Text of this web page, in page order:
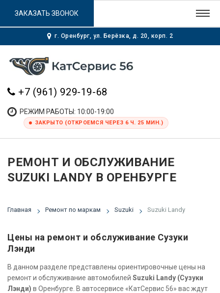
г. Оренбург, ул. Берёзка, д. 20, корп. 2
+7 (961) 929-19-68
РЕЖИМ РАБОТЫ: 10:00-19:00
ЗАКРЫТО (ОТКРОЕМСЯ ЧЕРЕЗ 6 Ч. 25 МИН.)
ЗАКАЗАТЬ ЗВОНОК
РЕМОНТ И ОБСЛУЖИВАНИЕ
SUZUKI LANDY В ОРЕНБУРГЕ
Главная Ремонт по маркам Suzuki Suzuki Landy
Цены на ремонт и обслуживание Сузуки
Лэнди
В данном разделе представлены ориентировочные цены на
ремонт и обслуживание автомобилей Suzuki Landy (Сузуки
Лэнди) в Оренбурге. В автосервисе «КатСервис 56» вас ждут